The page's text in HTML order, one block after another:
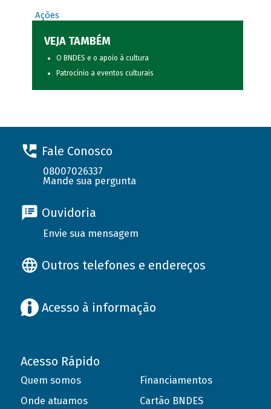
Ações
VEJA TAMBÉM
O BNDES e o apoio à cultura
Patrocínio a eventos culturais
Fale Conosco
08007026337
Mande sua pergunta
Ouvidoria
Envie sua mensagem
Outros telefones e endereços
Acesso à informação
Acesso Rápido
Quem somos
Onde atuamos
Financiamentos
Cartão BNDES